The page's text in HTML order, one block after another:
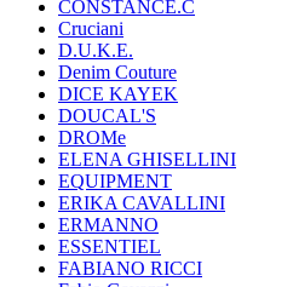
CONSTANCE.C
Cruciani
D.U.K.E.
Denim Couture
DICE KAYEK
DOUCAL'S
DROMe
ELENA GHISELLINI
EQUIPMENT
ERIKA CAVALLINI
ERMANNO
ESSENTIEL
FABIANO RICCI